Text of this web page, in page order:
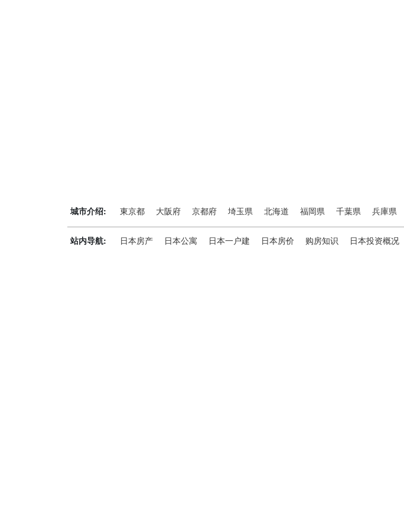
城市介绍: 東京都 大阪府 京都府 埼玉県 北海道 福岡県 千葉県 兵庫県
站内导航: 日本房产 日本公寓 日本一户建 日本房价 购房知识 日本投资概况